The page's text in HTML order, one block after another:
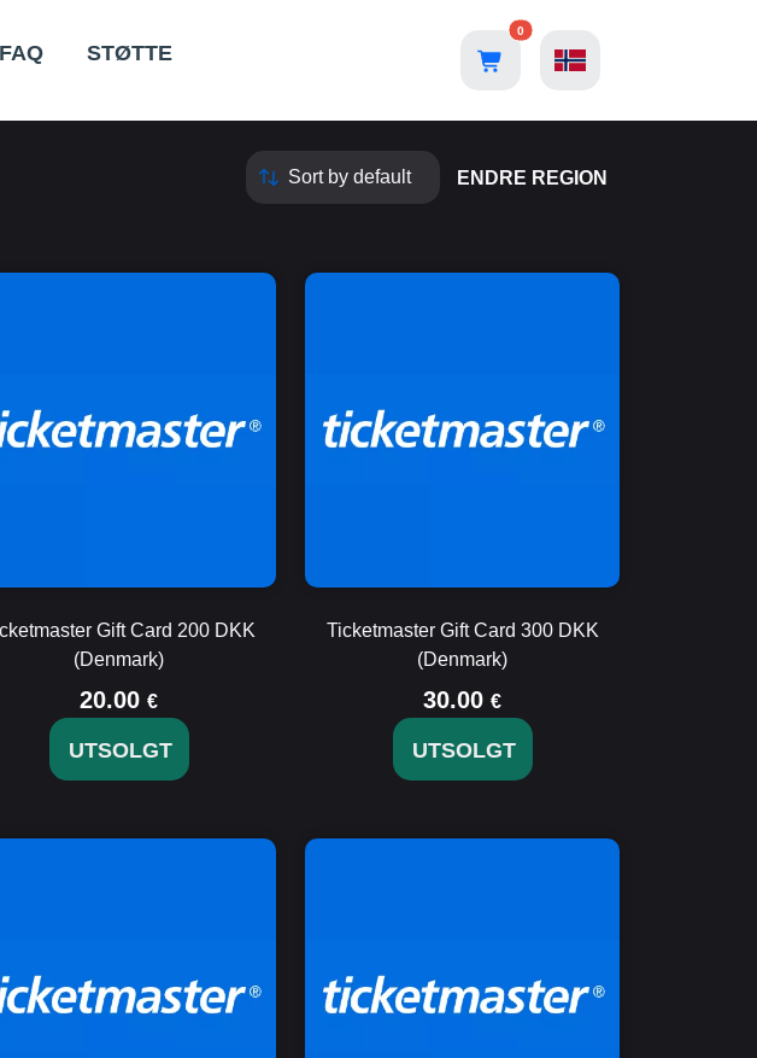
FAQ STØTTE
0
ENDRE REGION
Gift Card 200 DKK
(Denmark)
20.00 €
UTSOLGT
Ticketmaster Gift Card 300 DKK
(Denmark)
30.00 €
UTSOLGT